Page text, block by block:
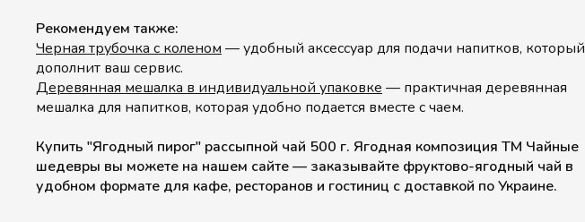
Рекомендуем также:
Черная трубочка с коленом — удобный аксессуар для подачи напитков, который
дополнит ваш сервис.
Деревянная мешалка в индивидуальной упаковке — практичная деревянная
мешалка для напитков, которая удобно подается вместе с чаем.
Купить "Ягодный пирог" рассыпной чай 500 г. Ягодная композиция ТМ Чайные
шедевры вы можете на нашем сайте — заказывайте фруктово-ягодный чай в
удобном формате для кафе, ресторанов и гостиниц с доставкой по Украине.